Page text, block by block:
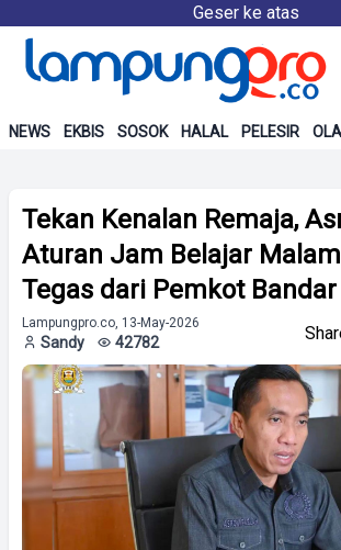
Geser ke atas
NEWS EKBIS SOSOK HALAL PELESIR
Tekan Kenalan Remaja,
Aturan Jam Belajar
Tegas dari Pemkot
Lampungpro.co, 13-May-2026
Sandy 42782